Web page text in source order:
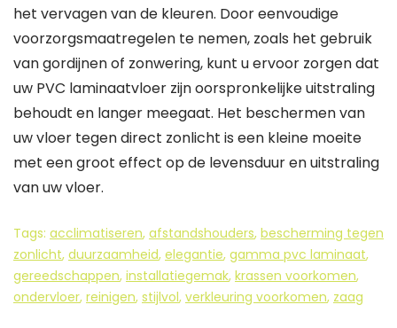
het vervagen van de kleuren. Door eenvoudige
voorzorgsmaatregelen te nemen, zoals het gebruik
van gordijnen of zonwering, kunt u ervoor zorgen dat
uw PVC laminaatvloer zijn oorspronkelijke uitstraling
behoudt en langer meegaat. Het beschermen van
uw vloer tegen direct zonlicht is een kleine moeite
met een groot effect op de levensduur en uitstraling
van uw vloer.
Tags: acclimatiseren, afstandshouders, bescherming tegen
zonlicht, duurzaamheid, elegantie, gamma pvc laminaat,
gereedschappen, installatiegemak, krassen voorkomen,
ondervloer, reinigen, stijlvol, verkleuring voorkomen, zaag